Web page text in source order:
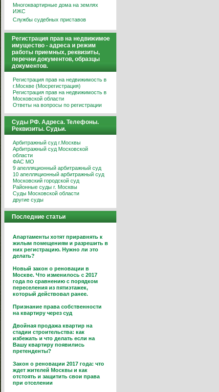
Многоквартирные дома на землях
ИЖС
Службы судебных приставов
Регистрация прав на недвижимое
имущество - адреса и режим
работы приемных, реквизиты,
перечни документов, образцы
документов.
Регистрация прав на недвижимость в
г.Москве (Мосрегистрация)
Регистрация прав на недвижимость в
Московской области
Ответы на вопросы по регистрации
Суды РФ. Адреса. Телефоны.
Реквизиты. Судьи.
Арбитражный суд г.Москвы
Арбитражный суд Московской
области
ФАС МО
9 апелляционный арбитражный суд
10 апелляционный арбитражный суд
Московский городской суд
Районные суды г. Москвы
Суды Московской области
другие суды
Последние статьи
Апартаменты хотят приравнять к
жилым помещениям и разрешить в
них регистрацию. Нужно ли это
делать?
Новый закон о реновации в
Москве. Что изменилось с 2017
года по сравнению с порядком
переселения из пятиэтажек,
который действовал ранее.
Признание права собственности
на квартиру через суд
Двойная продажа квартир на
стадии строительства: как
избежать и что делать если на
Вашу квартиру появились
претенденты?
Закон о реновации 2017 года: что
ждет жителей Москвы и как
отстоять и защитить свои права
при отселении